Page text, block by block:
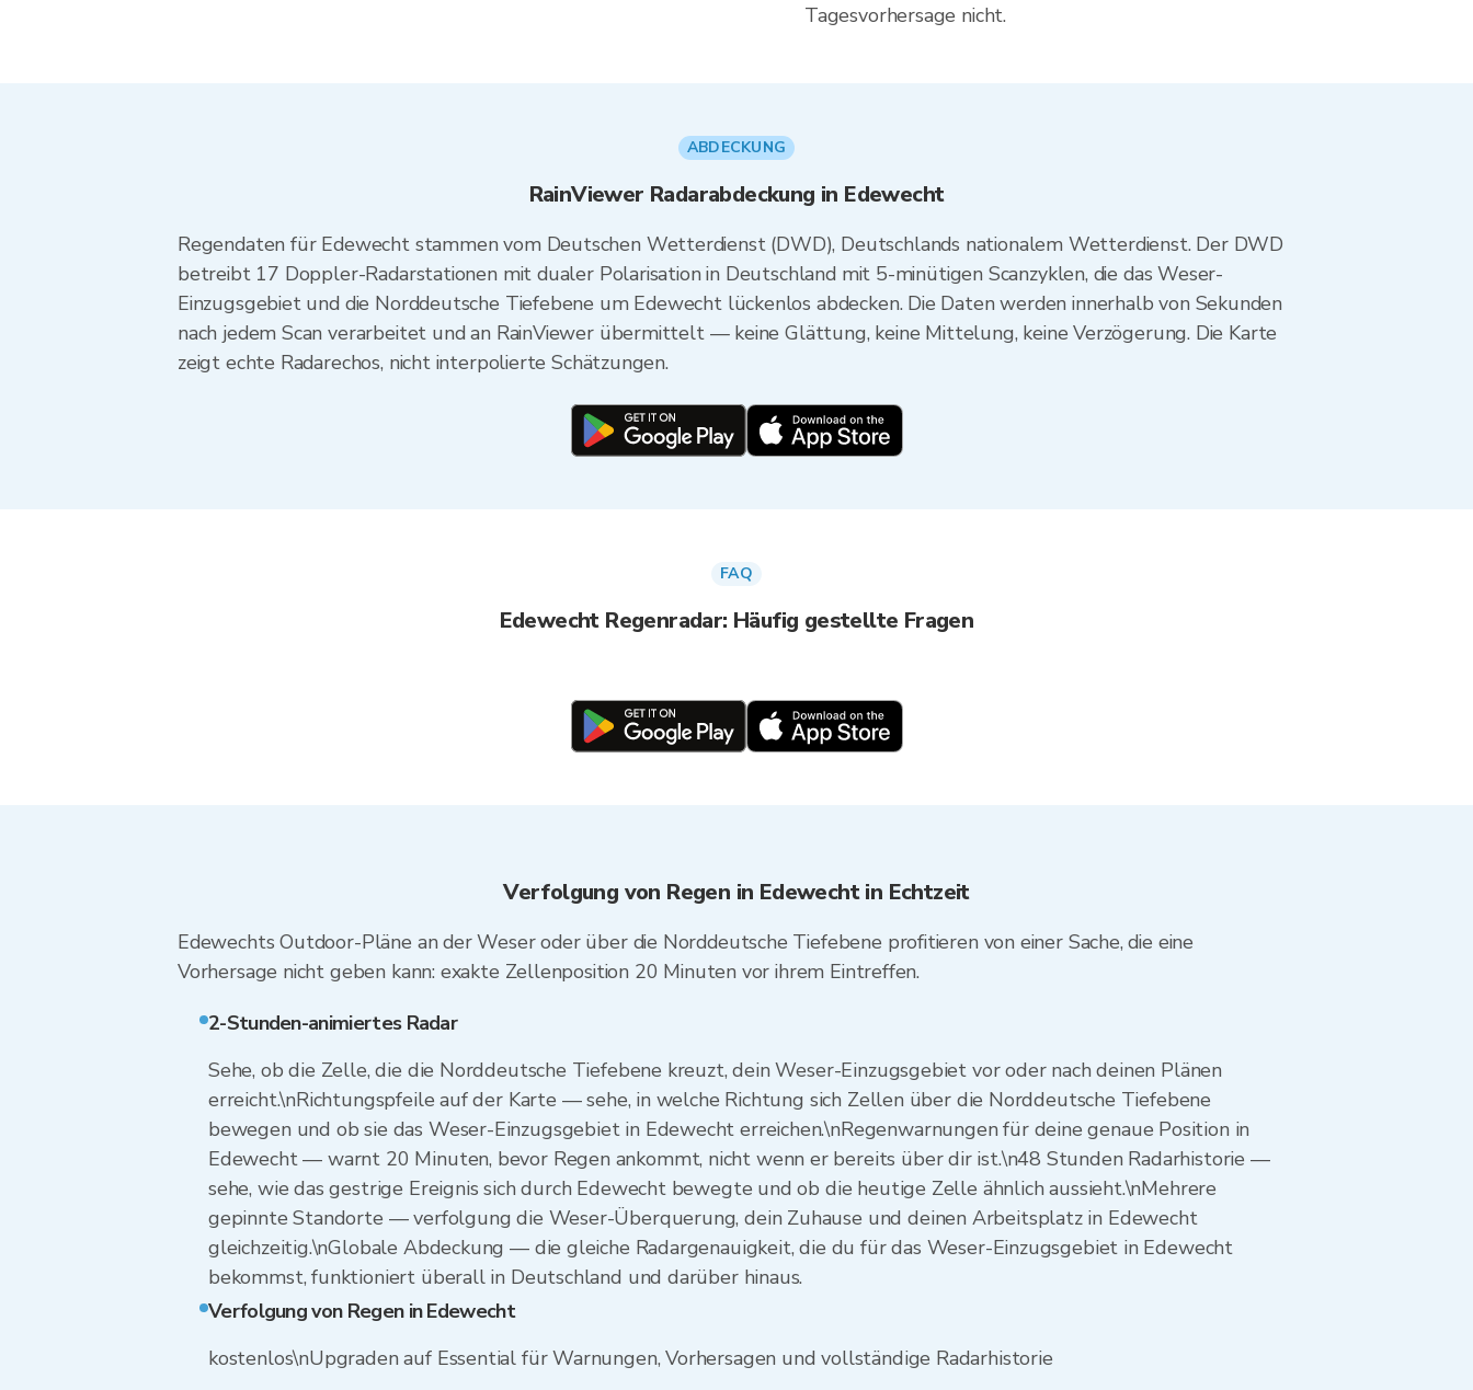
Tagesvorhersage nicht.
ABDECKUNG
RainViewer Radarabdeckung in Edewecht
Regendaten für Edewecht stammen vom Deutschen Wetterdienst (DWD), Deutschlands nationalem Wetterdienst. Der DWD
betreibt 17 Doppler-Radarstationen mit dualer Polarisation in Deutschland mit 5-minütigen Scanzyklen, die das Weser-
Einzugsgebiet und die Norddeutsche Tiefebene um Edewecht lückenlos abdecken. Die Daten werden innerhalb von Sekunden
nach jedem Scan verarbeitet und an RainViewer übermittelt — keine Glättung, keine Mittelung, keine Verzögerung. Die Karte
zeigt echte Radarechos, nicht interpolierte Schätzungen.
FAQ
Edewecht Regenradar: Häufig gestellte Fragen
Verfolgung von Regen in Edewecht in Echtzeit
Edewechts Outdoor-Pläne an der Weser oder über die Norddeutsche Tiefebene profitieren von einer Sache, die eine
Vorhersage nicht geben kann: exakte Zellenposition 20 Minuten vor ihrem Eintreffen.
2-Stunden-animiertes Radar
Sehe, ob die Zelle, die die Norddeutsche Tiefebene kreuzt, dein Weser-Einzugsgebiet vor oder nach deinen Plänen
erreicht.\nRichtungspfeile auf der Karte — sehe, in welche Richtung sich Zellen über die Norddeutsche Tiefebene
bewegen und ob sie das Weser-Einzugsgebiet in Edewecht erreichen.\nRegenwarnungen für deine genaue Position in
Edewecht — warnt 20 Minuten, bevor Regen ankommt, nicht wenn er bereits über dir ist.\n48 Stunden Radarhistorie —
sehe, wie das gestrige Ereignis sich durch Edewecht bewegte und ob die heutige Zelle ähnlich aussieht.\nMehrere
gepinnte Standorte — verfolgung die Weser-Überquerung, dein Zuhause und deinen Arbeitsplatz in Edewecht
gleichzeitig.\nGlobale Abdeckung — die gleiche Radargenauigkeit, die du für das Weser-Einzugsgebiet in Edewecht
bekommst, funktioniert überall in Deutschland und darüber hinaus.
Verfolgung von Regen in Edewecht
kostenlos\nUpgraden auf Essential für Warnungen, Vorhersagen und vollständige Radarhistorie